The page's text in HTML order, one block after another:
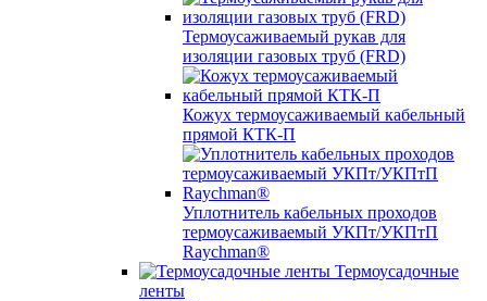
Термоусаживаемый рукав для
изоляции газовых труб (FRD)
Кожух термоусаживаемый кабельный
прямой КТК-П
Уплотнитель кабельных проходов
термоусаживаемый УКПт/УКПтП
Raychman®
Термоусадочные
ленты